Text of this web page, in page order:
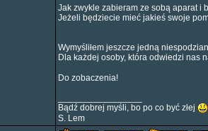
Jak zwykle zabieram ze sobą aparat i
Jeżeli będziecie mieć jakieś swoje
Wymyśliłem jeszcze jedną
Dla każdej osoby, która odwiedzi nas
Do zobaczenia!
Bądź dobrej myśli, bo po co być złej
S. Lem